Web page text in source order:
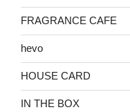
FRAGRANCE CAFE
hevo
HOUSE CARD
IN THE BOX